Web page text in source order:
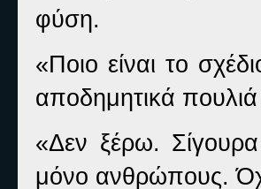
φύση.
«Ποιο είναι το
αποδημητικά
«Δεν ξέρω.
μόνο ανθρώπους.